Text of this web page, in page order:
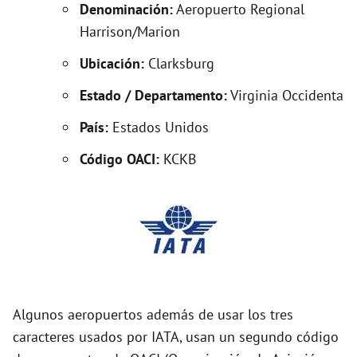
i
d
e
Denominación:Aeropuerto Regional
Harrison/Marion
Ubicación: Clarksburg
Estado / Departamento:Virginia Occidenta
País: Estados Unidos
Código OACI: KCKB
Algunos aeropuertos además de usar los tres
caracteres usados por IATA, usan un segundo código